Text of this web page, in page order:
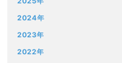
2024年
2023年
2022年